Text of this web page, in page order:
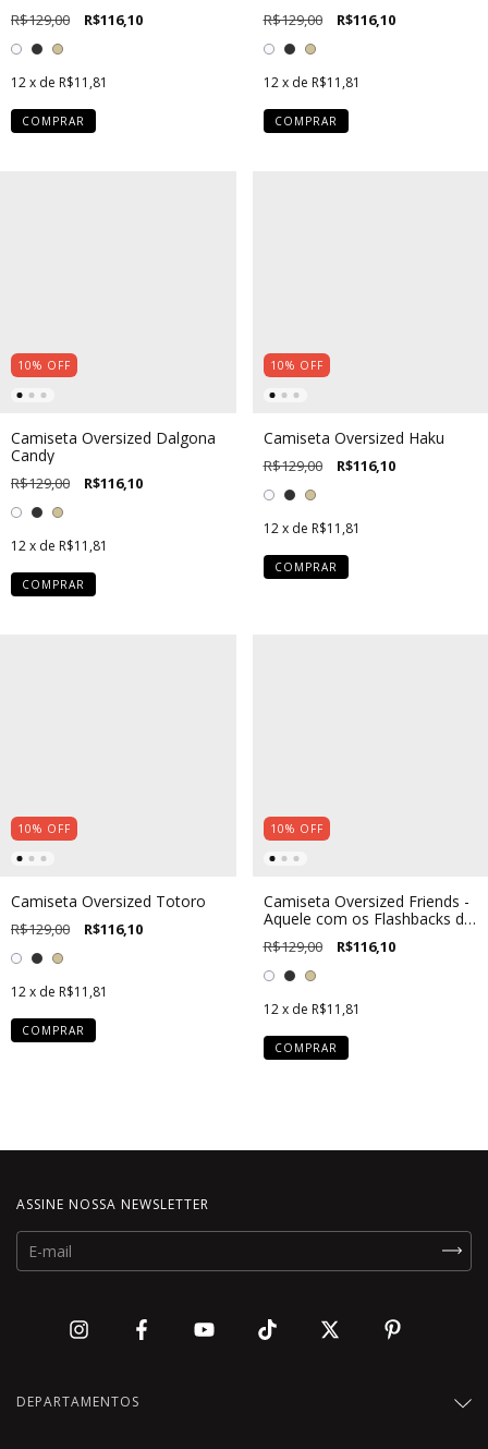
R$129,00 R$116,10
12x de R$11,81
COMPRAR
R$129,00 R$116,10
12 x de R$11,81
COMPRAR
10% OFF
Camiseta Oversized Dalgona
Candy
R$129,00 R$116,10
12x de R$11,81
COMPRAR
10% OFF
Camiseta Oversized Haku
R$129,00 R$116,10
12 x de R$11,81
COMPRAR
10% OFF
Camiseta Oversized Totoro
R$129,00 R$116,10
12x de R$11,81
COMPRAR
10% OFF
Camiseta Oversized Friends -
Aquele com os Flashbacks de
Ação de Graças
R$129,00 R$116,10
12 x de R$11,81
COMPRAR
ASSINE NOSSA NEWSLETTER
DEPARTAMENTOS